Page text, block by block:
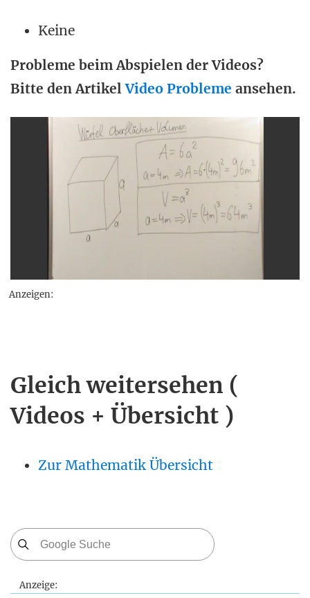
Keine
Probleme beim Abspielen der Videos?
Bitte den ArtikelVideo Probleme ansehen.
Anzeigen:
Gleich weitersehen (
Videos + Übersicht )
Zur Mathematik Übersicht
Anzeige: